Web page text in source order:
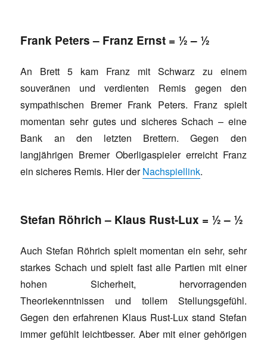
Frank Peters – Franz Ernst = ½ – ½
An Brett 5 kam Franz mit Schwarz zu einem
souveränen und verdienten Remis gegen den
sympathischen Bremer Frank Peters. Franz spielt
momentan sehr gutes und sicheres Schach – eine
Bank an den letzten Brettern. Gegen den
langjährigen Bremer Oberligaspieler erreicht Franz
ein sicheres Remis. Hier derNachspiellink.
Stefan Röhrich – Klaus Rust-Lux = ½ – ½
Auch Stefan Röhrich spielt momentan ein sehr, sehr
starkes Schach und spielt fast alle Partien mit einer
hohen Sicherheit, hervorragenden
Theoriekenntnissen und tollem Stellungsgefühl.
Gegen den erfahrenen Klaus Rust-Lux stand Stefan
immer gefühlt leichtbesser. Aber mit einer gehörigen